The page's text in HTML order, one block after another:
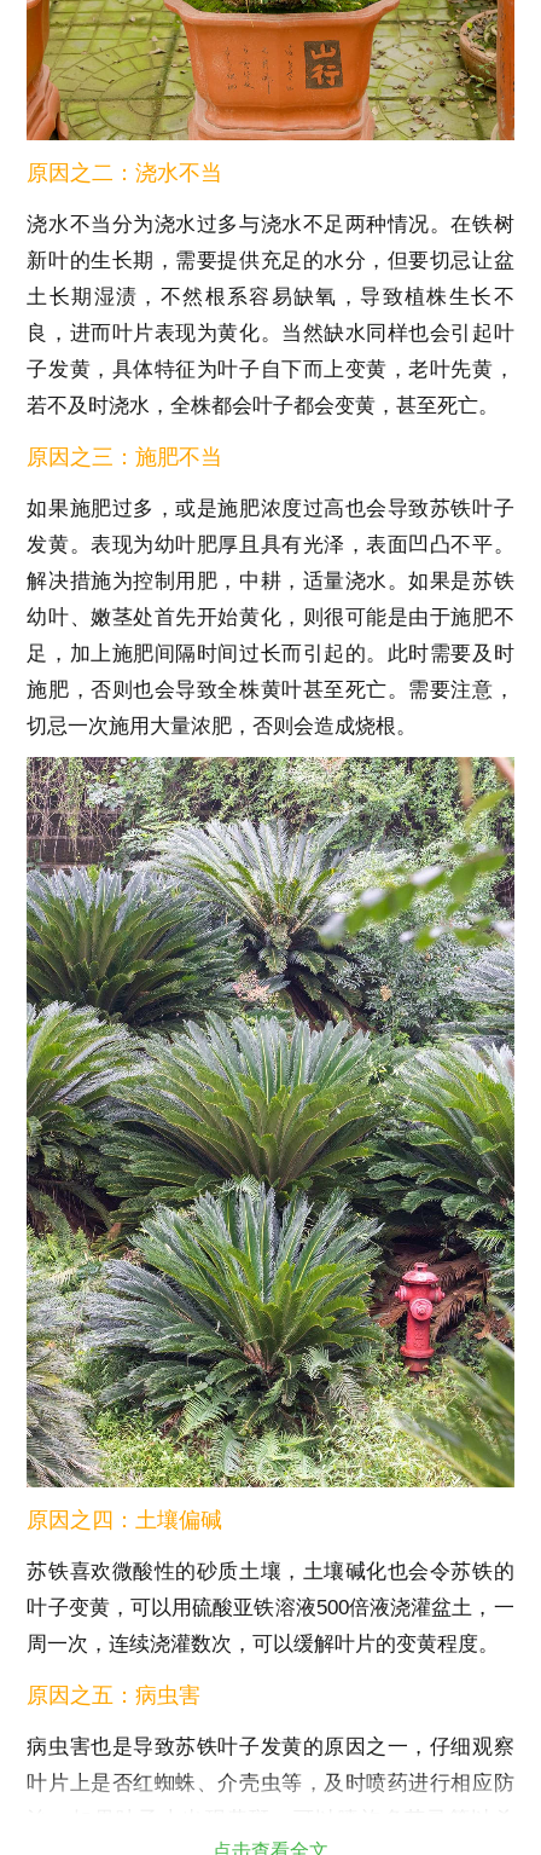
原因之二：浇水不当
浇水不当分为浇水过多与浇水不足两种情况。在铁树
新叶的生长期，需要提供充足的水分，但要切忌让盆
土长期湿渍，不然根系容易缺氧，导致植株生长不
良，进而叶片表现为黄化。当然缺水同样也会引起叶
子发黄，具体特征为叶子自下而上变黄，老叶先黄，
若不及时浇水，全株都会叶子都会变黄，甚至死亡。
原因之三：施肥不当
如果施肥过多，或是施肥浓度过高也会导致苏铁叶子
发黄。表现为幼叶肥厚且具有光泽，表面凹凸不平。
解决措施为控制用肥，中耕，适量浇水。如果是苏铁
幼叶、嫩茎处首先开始黄化，则很可能是由于施肥不
足，加上施肥间隔时间过长而引起的。此时需要及时
施肥，否则也会导致全株黄叶甚至死亡。需要注意，
切忌一次施用大量浓肥，否则会造成烧根。
原因之四：土壤偏碱
苏铁喜欢微酸性的砂质土壤，土壤碱化也会令苏铁的
叶子变黄，可以用硫酸亚铁溶液500倍液浇灌盆土，一
周一次，连续浇灌数次，可以缓解叶片的变黄程度。
原因之五：病虫害
病虫害也是导致苏铁叶子发黄的原因之一，仔细观察
叶片上是否红蜘蛛、介壳虫等，及时喷药进行相应防
点击查看全文